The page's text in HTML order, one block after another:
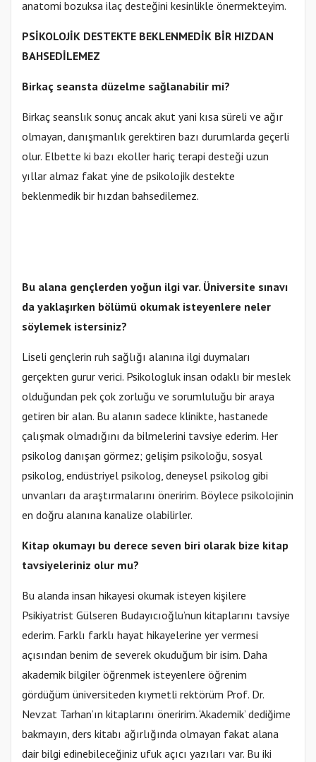
anatomi bozuksa ilaç desteğini kesinlikle önermekteyim.
PSİKOLOJİK DESTEKTE BEKLENMEDİK BİR HIZDAN
BAHSEDİLEMEZ
Birkaç seansta düzelme sağlanabilir mi?
Birkaç seanslık sonuç ancak akut yani kısa süreli ve ağır
olmayan, danışmanlık gerektiren bazı durumlarda geçerli
olur. Elbette ki bazı ekoller hariç terapi desteği uzun
yıllar almaz fakat yine de psikolojik destekte
beklenmedik bir hızdan bahsedilemez.
Bu alana gençlerden yoğun ilgi var. Üniversite sınavı
da yaklaşırken bölümü okumak isteyenlere neler
söylemek istersiniz?
Liseli gençlerin ruh sağlığı alanına ilgi duymaları
gerçekten gurur verici. Psikologluk insan odaklı bir meslek
olduğundan pek çok zorluğu ve sorumluluğu bir araya
getiren bir alan. Bu alanın sadece klinikte, hastanede
çalışmak olmadığını da bilmelerini tavsiye ederim. Her
psikolog danışan görmez; gelişim psikoloğu, sosyal
psikolog, endüstriyel psikolog, deneysel psikolog gibi
unvanları da araştırmalarını öneririm. Böylece psikolojinin
en doğru alanına kanalize olabilirler.
Kitap okumayı bu derece seven biri olarak bize kitap
tavsiyeleriniz olur mu?
Bu alanda insan hikayesi okumak isteyen kişilere
Psikiyatrist Gülseren Budayıcıoğlu’nun kitaplarını tavsiye
ederim. Farklı farklı hayat hikayelerine yer vermesi
açısından benim de severek okuduğum bir isim. Daha
akademik bilgiler öğrenmek isteyenlere öğrenim
gördüğüm üniversiteden kıymetli rektörüm Prof. Dr.
Nevzat Tarhan’ın kitaplarını öneririm. ‘Akademik’ dediğime
bakmayın, ders kitabı ağırlığında olmayan fakat alana
dair bilgi edinebileceğiniz ufuk açıcı yazıları var. Bu iki